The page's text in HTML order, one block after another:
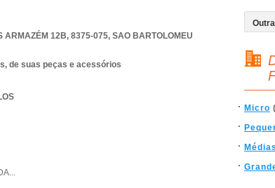
ARMAZÉM 12B, 8375-075, SAO BARTOLOMEU
de suas peças e acessórios
...
Micro